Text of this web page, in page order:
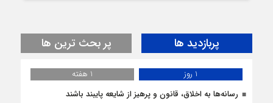
پربازدید ها پر بحث ترین ها
1 روز
1 هفته
رسانه‌ها به اخلاق، قانون و پرهیز از شایعه پایبند باشند